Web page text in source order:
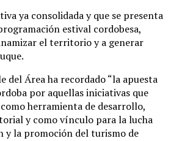
ya consolidada y que se presenta
estival cordobesa,
el territorio y a generar
del Área ha recordado “la apuesta
por aquellas iniciativas que
herramienta de desarrollo,
y como vínculo para la lucha
y la promoción del turismo de